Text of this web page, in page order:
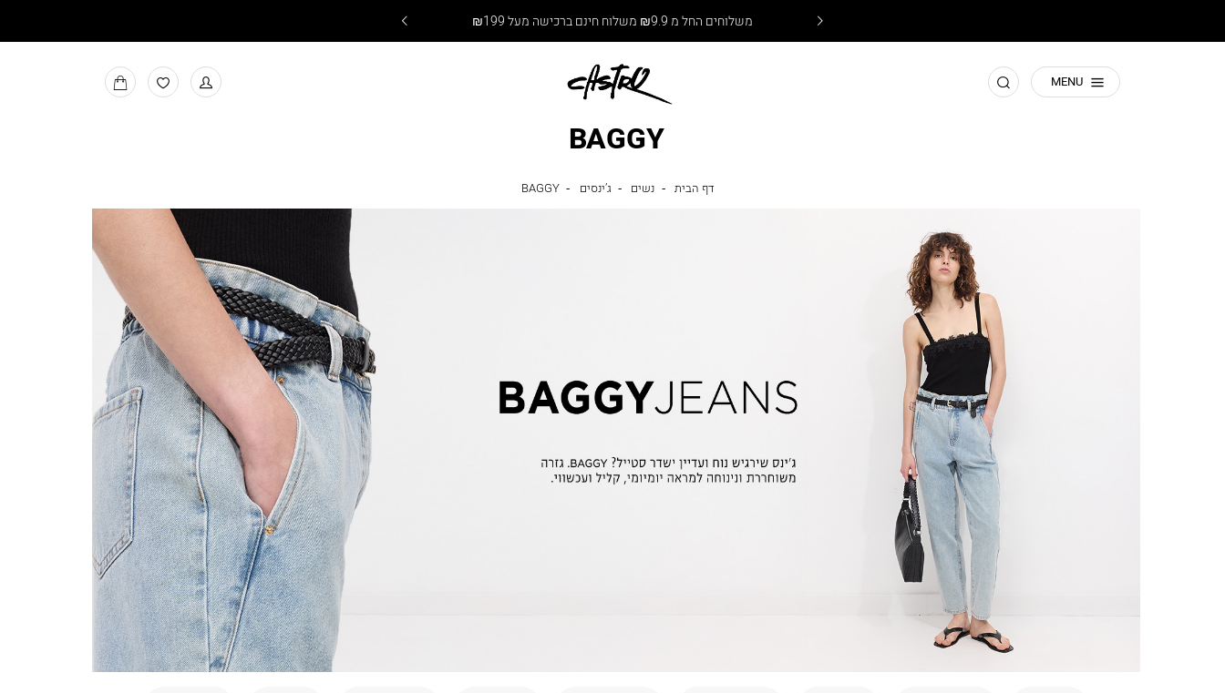
משלוחים החל מ ₪9.9 משלוח חינם ברכישה מעל ₪199
MENU חפש למעבר
למועדפים
MY
BAG
BAGGY
דף הבית דף נשים נשיםג’ינסים ג’ינסיםBAGGY